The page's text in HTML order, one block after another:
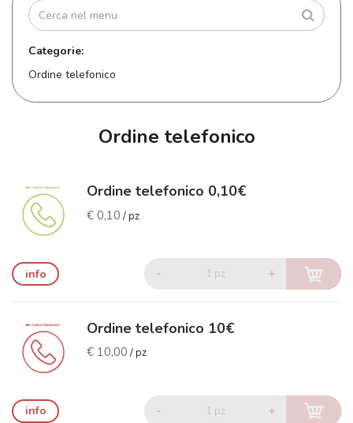
Categorie:
Ordine telefonico
Ordine telefonico
Ordine telefonico 0,10€
€ 0,10 / pz
info - 1 pz +
Ordine telefonico 10€
€ 10,00 / pz
info - 1 pz +